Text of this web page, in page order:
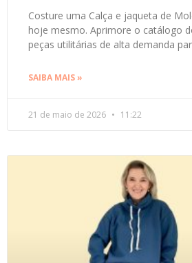
Costure uma Calça e jaqueta de
hoje mesmo. Aprimore o catálogo
peças utilitárias de alta demanda
SAIBA MAIS »
21 de maio de 2026 11:22